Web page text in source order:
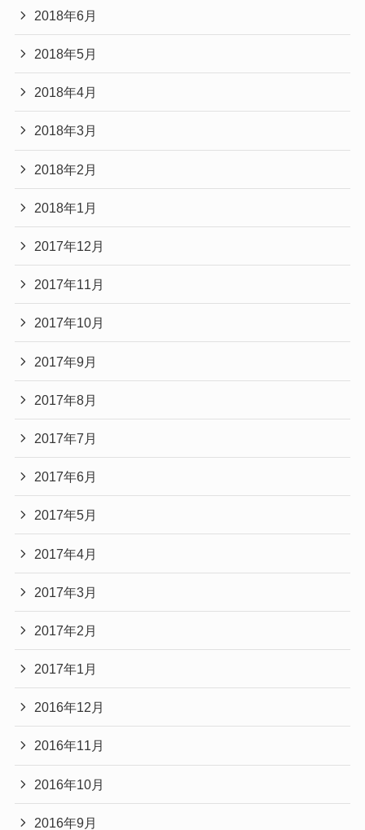
2018年6月
2018年5月
2018年4月
2018年3月
2018年2月
2018年1月
2017年12月
2017年11月
2017年10月
2017年9月
2017年8月
2017年7月
2017年6月
2017年5月
2017年4月
2017年3月
2017年2月
2017年1月
2016年12月
2016年11月
2016年10月
2016年9月